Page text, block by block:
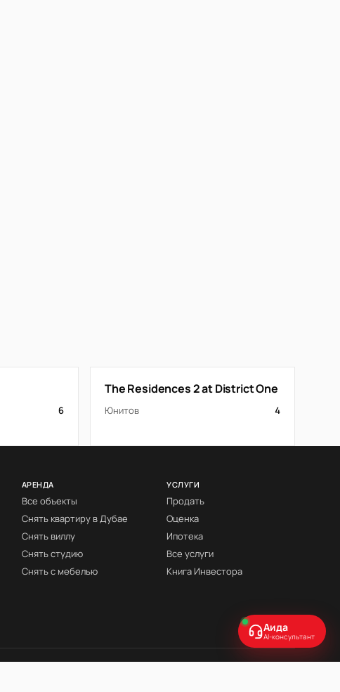
6
The Residences 2 at District One
Юнитов 4
Аида
AI-консультант
АРЕНДА
Все объекты
Снять квартиру в Дубае
Снять виллу
Снять студию
Снять с мебелью
УСЛУГИ
Продать
Оценка
Ипотека
Все услуги
Книга Инвестора